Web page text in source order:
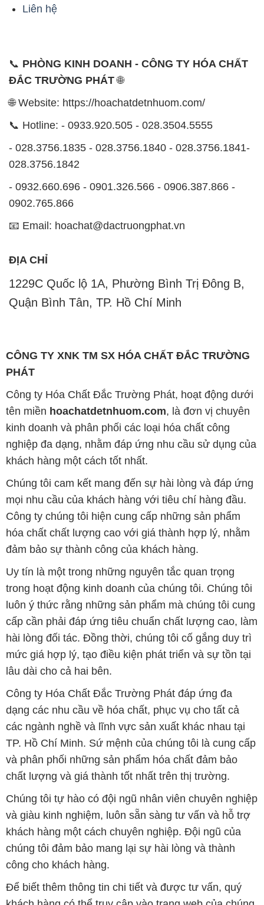
Liên hệ
📞 PHÒNG KINH DOANH - CÔNG TY HÓA CHẤT
ĐẮC TRƯỜNG PHÁT🌐
🌐 Website: https://hoachatdetnhuom.com/
📞 Hotline: - 0933.920.505 - 028.3504.5555
- 028.3756.1835 - 028.3756.1840 - 028.3756.1841-
028.3756.1842
- 0932.660.696 - 0901.326.566 - 0906.387.866 -
0902.765.866
📧 Email: hoachat@dactruongphat.vn
ĐỊA CHỈ
1229C Quốc lộ 1A, Phường Bình Trị Đông B,
Quận Bình Tân, TP. Hồ Chí Minh
CÔNG TY XNK TM SX HÓA CHẤT ĐẮC TRƯỜNG
PHÁT
Công ty Hóa Chất Đắc Trường Phát, hoạt động dưới
tên miền hoachatdetnhuom.com, là đơn vị chuyên
kinh doanh và phân phối các loại hóa chất công
nghiệp đa dạng, nhằm đáp ứng nhu cầu sử dụng của
khách hàng một cách tốt nhất.
Chúng tôi cam kết mang đến sự hài lòng và đáp ứng
mọi nhu cầu của khách hàng với tiêu chí hàng đầu.
Công ty chúng tôi hiện cung cấp những sản phẩm
hóa chất chất lượng cao với giá thành hợp lý, nhằm
đảm bảo sự thành công của khách hàng.
Uy tín là một trong những nguyên tắc quan trọng
trong hoạt động kinh doanh của chúng tôi. Chúng tôi
luôn ý thức rằng những sản phẩm mà chúng tôi cung
cấp cần phải đáp ứng tiêu chuẩn chất lượng cao, làm
hài lòng đối tác. Đồng thời, chúng tôi cố gắng duy trì
mức giá hợp lý, tạo điều kiện phát triển và sự tồn tại
lâu dài cho cả hai bên.
Công ty Hóa Chất Đắc Trường Phát đáp ứng đa
dạng các nhu cầu về hóa chất, phục vụ cho tất cả
các ngành nghề và lĩnh vực sản xuất khác nhau tại
TP. Hồ Chí Minh. Sứ mệnh của chúng tôi là cung cấp
và phân phối những sản phẩm hóa chất đảm bảo
chất lượng và giá thành tốt nhất trên thị trường.
Chúng tôi tự hào có đội ngũ nhân viên chuyên nghiệp
và giàu kinh nghiệm, luôn sẵn sàng tư vấn và hỗ trợ
khách hàng một cách chuyên nghiệp. Đội ngũ của
chúng tôi đảm bảo mang lại sự hài lòng và thành
công cho khách hàng.
Để biết thêm thông tin chi tiết và được tư vấn, quý